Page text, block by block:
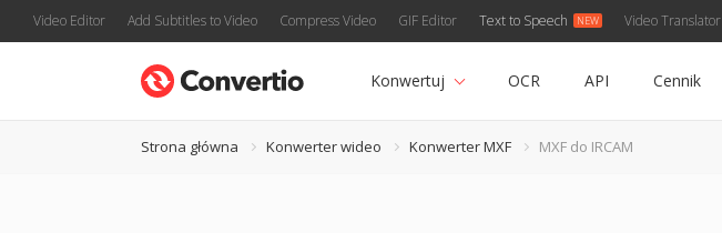
Video Editor Add Subtitles to Video Compress Video GIF Editor Text to Speech Video Translator
Konwertuj OCR API Cennik
Strona główna Konwerter wideo Konwerter MXF MXF do IRCAM